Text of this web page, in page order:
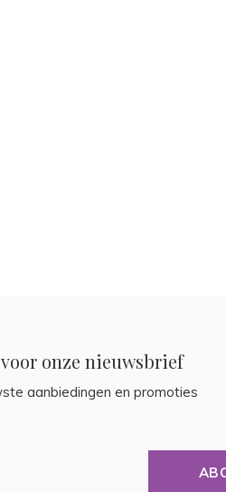
onze nieuwsbrief
aanbiedingen en promoties